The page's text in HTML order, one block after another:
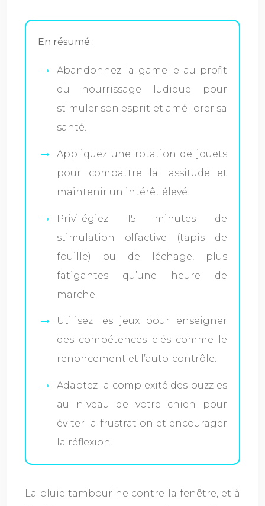
En résumé :
Abandonnez la gamelle au profit
du nourrissage ludique pour
stimuler son esprit et améliorer sa
santé.
Appliquez une rotation de jouets
pour combattre la lassitude et
maintenir un intérêt élevé.
Privilégiez 15 minutes de
stimulation olfactive (tapis de
fouille) ou de léchage, plus
fatigantes qu’une heure de
marche.
Utilisez les jeux pour enseigner
des compétences clés comme le
renoncement et l’auto-contrôle.
Adaptez la complexité des puzzles
au niveau de votre chien pour
éviter la frustration et encourager
la réflexion.
La pluie tambourine contre la fenêtre, et à